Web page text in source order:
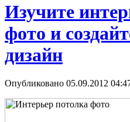
Изучите
фото и
дизайн
Опубликовано 05.09.2012